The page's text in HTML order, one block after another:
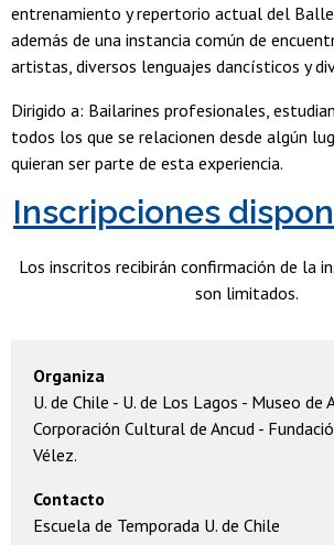
entrenamiento y repertorio actual del
además de una instancia común de
artistas, diversos lenguajes dancísticos y
Dirigido a: Bailarines profesionales,
todos los que se relacionen desde algún
quieran ser parte de esta experiencia.
Inscripciones
Los inscritos recibirán confirmación de la
son limitados.
Organiza
U. de Chile - U. de Los Lagos - Museo de
Corporación Cultural de Ancud -
Vélez.
Contacto
Escuela de Temporada U. de Chile